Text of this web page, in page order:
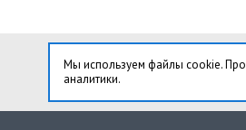
Мы используем файлы cookie.
аналитики.